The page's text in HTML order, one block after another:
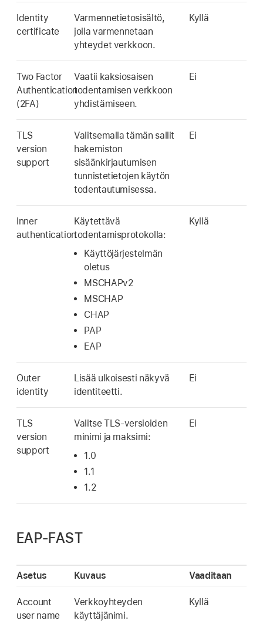
Identity
certificate
Varmennetietosisältö,
jolla varmennetaan
yhteydet verkkoon.
Kyllä
Two Factor
Authentication
(2FA)
Vaatii kaksiosaisen
todentamisen verkkoon
yhdistämiseen.
Ei
TLS
version
support
Valitsemalla tämän sallit
hakemiston
sisäänkirjautumisen
tunnistetietojen käytön
todentautumisessa.
Ei
Inner
authentication
Käytettävä
todentamisprotokolla:
Käyttöjärjestelmän
oletus
MSCHAPv2
MSCHAP
CHAP
PAP
EAP
Kyllä
Outer
identity
Lisää ulkoisesti näkyvä
identiteetti.
Ei
TLS
version
support
Valitse TLS-versioiden
minimi ja maksimi:
1.0
1.1
1.2
Ei
EAP-FAST
Asetus Kuvaus Vaaditaan
Account
user name
Verkkoyhteyden
käyttäjänimi.
Kyllä